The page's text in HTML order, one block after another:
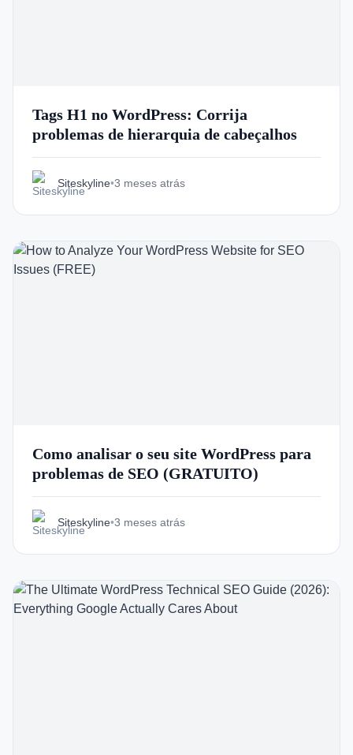
Tags H1 no WordPress: Corrija
problemas de hierarquia de cabeçalhos
Siteskyline•3 meses atrás
Como analisar o seu site WordPress para
problemas de SEO (GRATUITO)
Siteskyline•3 meses atrás